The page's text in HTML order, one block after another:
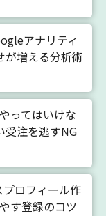
アナリティ
が増える分析術
ってはいけな
受注を逃すNG
ロフィール作
す登録のコツ